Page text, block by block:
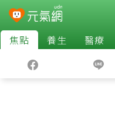
焦點 養生 醫療